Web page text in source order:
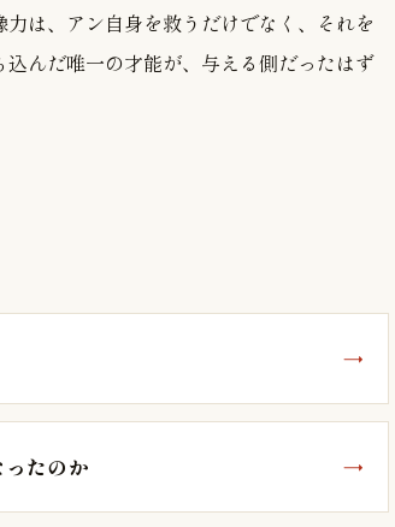
は、アン自身を救うだけでなく、それを
んだ唯一の才能が、与える側だったはず
たのか